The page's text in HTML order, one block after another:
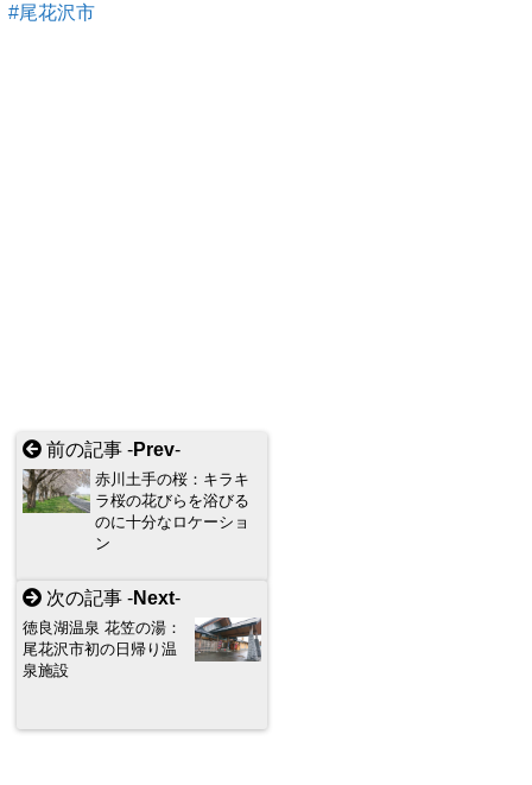
尾花沢市
前の記事 -Prev-
赤川土手の桜：キラキ
ラ桜の花びらを浴びる
のに十分なロケーショ
ン
次の記事 -Next-
徳良湖温泉 花笠の湯：
尾花沢市初の日帰り温
泉施設